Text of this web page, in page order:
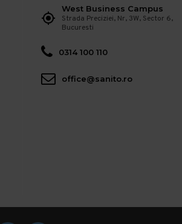
West Business Campus
Strada Preciziei, Nr, 3W, Sector 6,
Bucuresti
0314 100 110
office@sanito.ro